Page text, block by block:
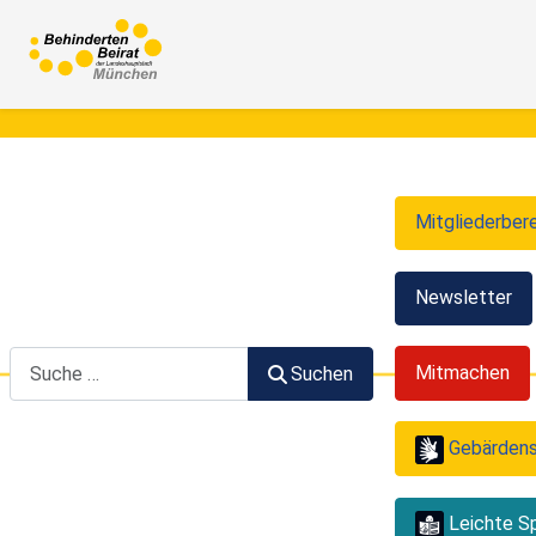
Suchen
Suchen
Newsletter
Mitmachen
Leichte